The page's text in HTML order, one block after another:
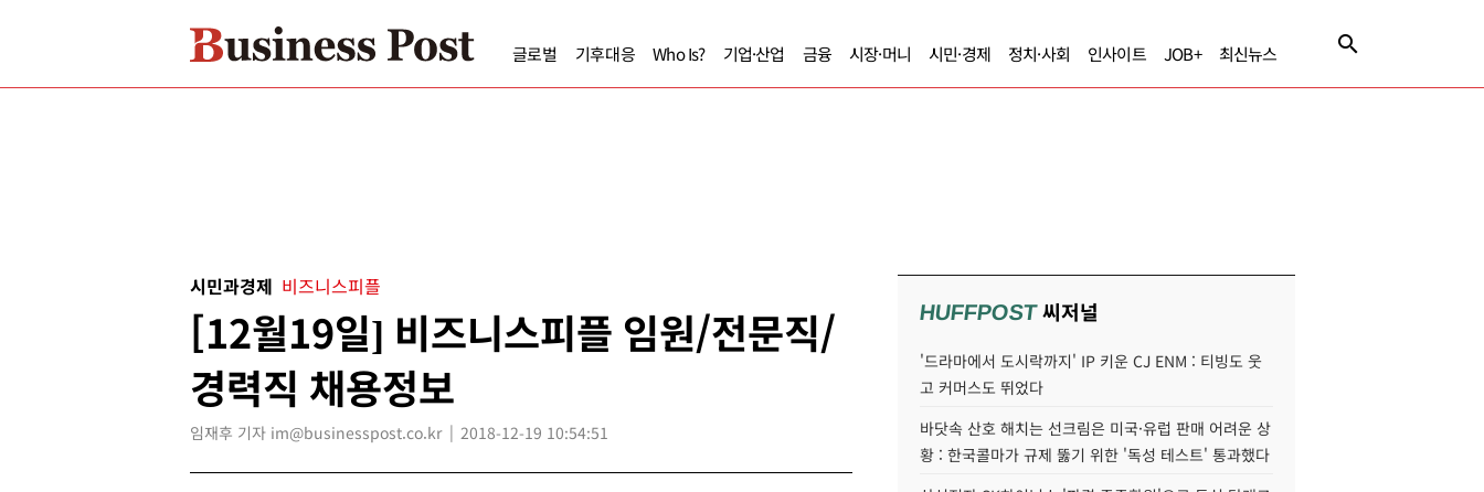
글로벌 기후대응 Who Is? 기업·산업 금융 시장·머니 시민·경제 정치·사회 인사이트 JOB+ 최신뉴스
시민과경제 비즈니스피플
[12월19일] 비즈니스피플 임원/전문직/
경력직 채용정보
임재후 기자 im@businesspost.co.kr 2018-12-19 10:54:51
HUFFPOST씨저널
'드라마에서 도시락까지' IP 키운 CJ ENM : 티빙도 웃
고 커머스도 뛰었다
바닷속 산호 해치는 선크림은 미국·유럽 판매 어려운 상
황 : 한국콜마가 규제 뚫기 위한 '독성 테스트' 통과했다